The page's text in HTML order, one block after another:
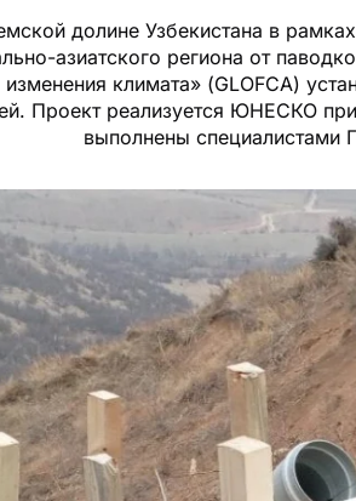
долине Узбекистана в
азиатского региона от
изменения климата» (GLOFCA)
Проект реализуется ЮНЕСКО
выполнены